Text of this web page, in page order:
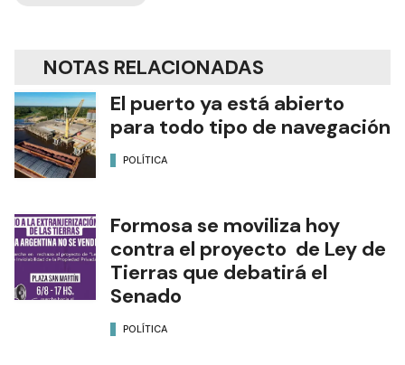
NOTAS RELACIONADAS
El puerto ya está abierto
para todo tipo de navegación
POLÍTICA
Formosa se moviliza hoy
contra el proyecto de Ley de
Tierras que debatirá el
Senado
POLÍTICA